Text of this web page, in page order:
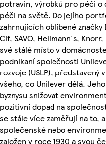
potravin, výrobků pro péči o
péči na světě. Do jejího
zahrnujících oblíbené značky
Cif, SAVO, Hellmann's,
své stálé místo v
podnikaní společnosti
rozvoje (USLP), představený
všeho, co Unilever dělá.
byznysu snižovat
pozitivní dopad na
se stále více zaměřují na to,
společenské nebo
založen v roce 1930 a svou